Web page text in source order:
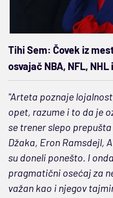
Tihi Sem: Čovek iz
osvajač NBA, NFL,
"Arteta poznaje
opet, razume i to da je
se trener slepo
Džaka, Eron Ramsdejl,
su doneli ponešto. I
pragmatični osećaj za
važan kao i njegov